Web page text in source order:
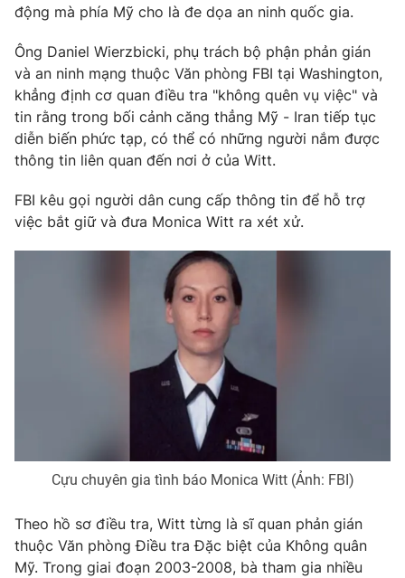
Emagazine Podcast
Photo Infographic
Video Shorts video
VTV Money
VTV Sức khoẻ Bất động sản
Tấm lòng Việt
Vươn mình bằng AI
VTV8
English
THỜI BÁO VTV
động mà phía Mỹ cho là đe dọa an ninh quốc gia.
Ông Daniel Wierzbicki, phụ trách bộ phận phản gián
và an ninh mạng thuộc Văn phòng FBI tại Washington,
khẳng định cơ quan điều tra "không quên vụ việc" và
tin rằng trong bối cảnh căng thẳng Mỹ - Iran tiếp tục
diễn biến phức tạp, có thể có những người nắm được
thông tin liên quan đến nơi ở của Witt.
FBI kêu gọi người dân cung cấp thông tin để hỗ trợ
việc bắt giữ và đưa Monica Witt ra xét xử.
Cựu chuyên gia tình báo Monica Witt (Ảnh: FBI)
Theo hồ sơ điều tra, Witt từng là sĩ quan phản gián
thuộc Văn phòng Điều tra Đặc biệt của Không quân
Mỹ. Trong giai đoạn 2003-2008, bà tham gia nhiều